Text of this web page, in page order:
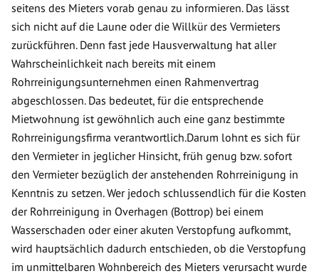
seitens des Mieters vorab genau zu informieren. Das lässt
sich nicht auf die Laune oder die Willkür des Vermieters
zurückführen. Denn fast jede Hausverwaltung hat aller
Wahrscheinlichkeit nach bereits mit einem
Rohrreinigungsunternehmen einen Rahmenvertrag
abgeschlossen. Das bedeutet, für die entsprechende
Mietwohnung ist gewöhnlich auch eine ganz bestimmte
Rohrreinigungsfirma verantwortlich.Darum lohnt es sich für
den Vermieter in jeglicher Hinsicht, früh genug bzw. sofort
den Vermieter bezüglich der anstehenden Rohrreinigung in
Kenntnis zu setzen. Wer jedoch schlussendlich für die Kosten
der Rohrreinigung in Overhagen (Bottrop) bei einem
Wasserschaden oder einer akuten Verstopfung aufkommt,
wird hauptsächlich dadurch entschieden, ob die Verstopfung
im unmittelbaren Wohnbereich des Mieters verursacht wurde